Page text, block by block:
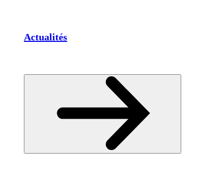
Actualités